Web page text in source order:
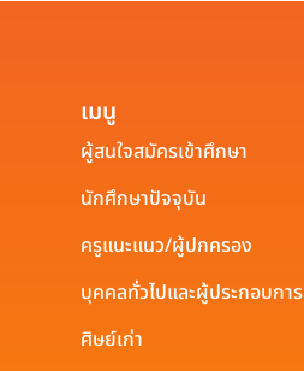
เมนู
ผู้สนใจสมัครเข้าศึกษา
นักศึกษาปัจจุบัน
ครูแนะแนว/ผู้ปกครอง
บุคคลทั่วไปและผู้ประกอบการ
ศิษย์เก่า